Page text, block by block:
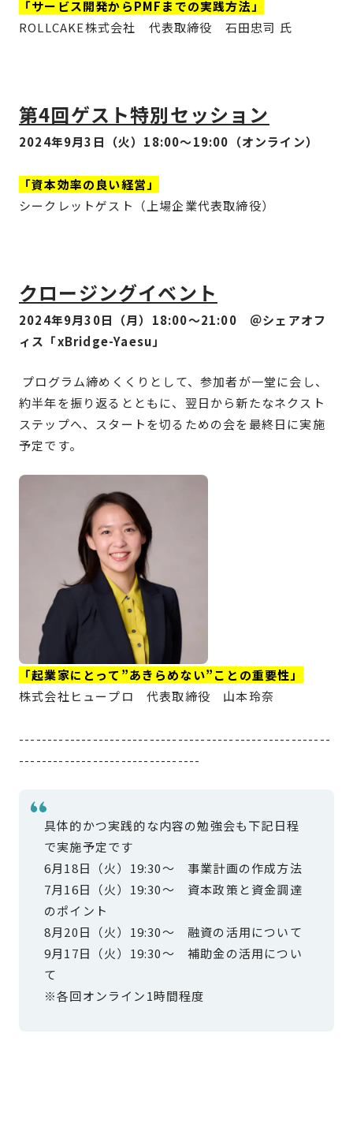
「サービス開発からPMFまでの実践方法」
ROLLCAKE株式会社 代表取締役 石田忠司 氏
第4回ゲスト特別セッション
2024年9月3日（火）18:00〜19:00（オンライン）
「資本効率の良い経営」
シークレットゲスト（上場企業代表取締役）
クロージングイベント
2024年9月30日（月）18:00〜21:00 ＠シェアオフ
ィス「xBridge-Yaesu」
プログラム締めくくりとして、参加者が一堂に会し、
約半年を振り返るとともに、翌日から新たなネクスト
ステップへ、スタートを切るための会を最終日に実施
予定です。
「起業家にとって”あきらめない”ことの重要性」
株式会社ヒュープロ 代表取締役 山本玲奈
-------------------------------------------------------
--------------------------------
具体的かつ実践的な内容の勉強会も下記日程
で実施予定です
6月18日（火）19:30〜 事業計画の作成方法
7月16日（火）19:30〜 資本政策と資金調達
のポイント
8月20日（火）19:30〜 融資の活用について
9月17日（火）19:30〜 補助金の活用につい
て
※各回オンライン1時間程度